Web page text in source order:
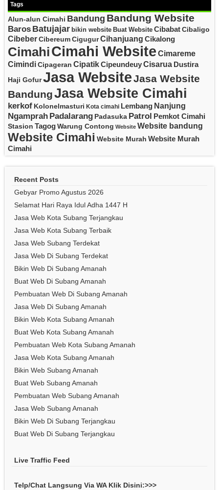
Tags
Alun-alun Cimahi Bandung Bandung Website
Baros Batujajar bikin website Buat Website CibabatCibaligo
CibeberCibereumCigugurCihanjuang Cikalong
CimahiCimahi Website Cimareme
CimindiCipageran CipatikCipeundeuyCisarua Dustira
Haji Gofur Jasa WebsiteJasa Website
BandungJasa Website Cimahi
kerkof Kolonelmasturi Kota cimahi Lembang Nanjung
Ngamprah Padalarang Padasuka Patrol Pemkot Cimahi
Stasion TagogWarung Contong Website Website bandung
Website Cimahi Website Murah Website Murah
Cimahi
Recent Posts
Gebyar Promo Agustus 2026
Selamat Hari Raya Idul Adha 1447 H
Jasa Web Kota Subang Terjangkau
Jasa Web Kota Subang Terbaik
Jasa Web Subang Terdekat
Jasa Web Di Subang Terdekat
Bikin Web Di Subang Amanah
Buat Web Di Subang Amanah
Pembuatan Web Di Subang Amanah
Jasa Web Di Subang Amanah
Bikin Web Kota Subang Amanah
Buat Web Kota Subang Amanah
Pembuatan Web Kota Subang Amanah
Jasa Web Kota Subang Amanah
Bikin Web Subang Amanah
Buat Web Subang Amanah
Pembuatan Web Subang Amanah
Jasa Web Subang Amanah
Bikin Web Di Subang Terjangkau
Buat Web Di Subang Terjangkau
Live Traffic Feed
Telp/Chat Langsung Via WA Klik Disini:>>>